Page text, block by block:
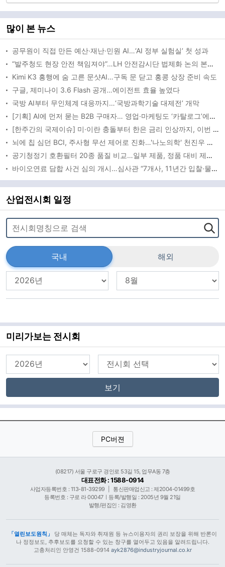
많이 본 뉴스
공무원이 직접 만든 예산·재난·민원 AI…‘AI 정부 실험실’ 첫 성과
“발주청도 현장 안전 책임져야”…LH 안전감시단 법제화 논의 본격화
Kimi K3 흥행에 숨 고른 문샷AI…구독 문 닫고 홍콩 상장 준비 속도
구글, 제미나이 3.6 Flash 공개…에이전트 효율 높였다
국방 AI부터 무인체계 대응까지…‘국방과학기술 대제전’ 개막
[기획] AI에 먼저 묻는 B2B 구매자… 영업·마케팅도 ‘카탈로그’에서 ‘AEO’로
[한주간의 국제이슈] 미·이란 충돌부터 한은 금리 인상까지, 이번 주 글로벌 변수 총집합
뇌에 칩 심던 BCI, 주사형 무선 제어로 진화…'나노의학' 천진우 교수 최고과학기술인상
공기청정기 호환필터 20종 품질 비교…일부 제품, 정품 대비 제거성능 떨어져
바이오연료 담합 사건 심의 개시…심사관 “7개사, 11년간 입찰·물량 배분”
산업전시회 일정
국내 해외
미리가보는 전시회
보기
PC버젼
(08217) 서울 구로구 경인로 53길 15, 업무A동 7층
대표전화 : 1588-0914
사업자등록번호 : 113-81-39299
통신판매업신고 : 제2004-01499호
등록번호 : 구로 라 00047ㅣ등록/발행일 : 2005년 9월 21일
발행/편집인 : 김영환
「열린보도원칙」
당 매체는 독자와 취재원 등 뉴스이용자의 권리 보장을 위해 반론이
나 정정보도, 추후보도를 요청할 수 있는 창구를 열어두고 있음을 알려드립니다.
고충처리인 안영건 1588-0914 ayk2876@industryjournal.co.kr